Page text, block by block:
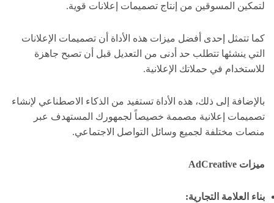
لتمكين المسوقين من إنتاج تصميمات إعلانات قوية.
كما تتمثل إحدى أفضل ميزات هذه الأداة أن تصميمات الإعلانات
التي ينشئها تتطلب حد أدنى من التعديل قبل أن تصبح جاهزة
للاستخدام في حملاتك الإعلانية.
بالإضافة إلى ذلك، هذه الأداة تستفيد من الذكاء الاصطناعي لإنشاء
تصميمات إعلانية مصممة خصيصاً لجمهورك المستهدف عبر
منصات مختلفة لجميع وسائل التواصل الاجتماعي.
ميزات AdCreative
بناء العلامة التجارية: